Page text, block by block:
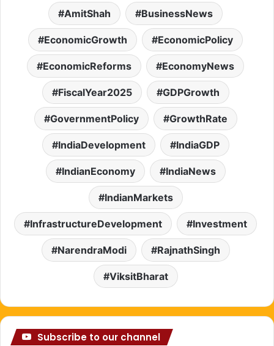
AmitShah BusinessNews
EconomicGrowth EconomicPolicy
EconomicReforms EconomyNews
FiscalYear2025 GDPGrowth
GovernmentPolicy GrowthRate
IndiaDevelopment IndiaGDP
IndianEconomy IndiaNews
IndianMarkets
InfrastructureDevelopment Investment
NarendraModi RajnathSingh
ViksitBharat
Subscribe to our channel